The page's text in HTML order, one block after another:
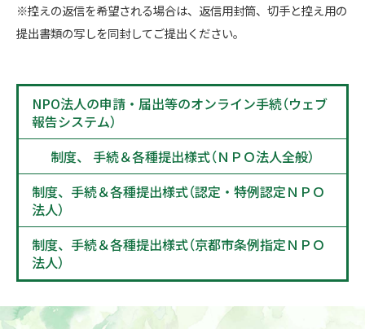
※控えの返信を希望される場合は、返信用封筒、切手と控え用の
提出書類の写しを同封してご提出ください。
NPO法人の申請・届出等のオンライン手続（ウェブ
報告システム）
制度、 手続＆各種提出様式（ＮＰＯ法人全般）
制度、手続＆各種提出様式（認定・特例認定ＮＰＯ
法人）
制度、手続＆各種提出様式（京都市条例指定ＮＰＯ
法人）